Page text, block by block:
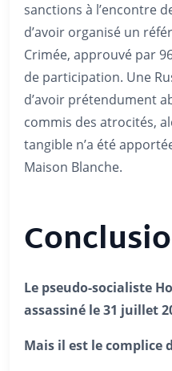
sanctions à l’encontre
d’avoir organisé un
Crimée, approuvé par
de participation. Une
d’avoir prétendument
commis des atrocités,
tangible n’a été
Maison Blanche.
Le pseudo-socialiste
assassiné le 31 juillet
Mais il est le complice